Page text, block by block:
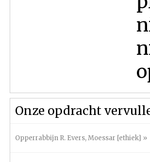
Onze opdracht
Opperrabbijn R. Evers,Moessar [ethiek] »